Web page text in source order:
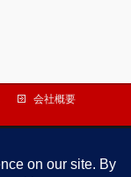
会社概要